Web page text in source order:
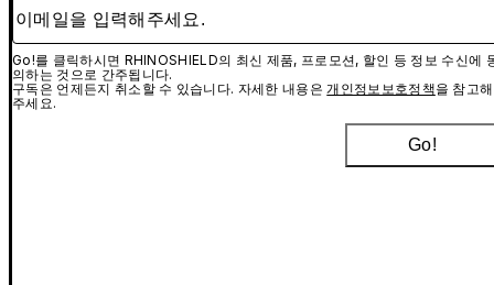
이메일을 입력해주세요.
Go!를 클릭하시면 RHINOSHIELD의 최신 제품, 프로모션, 할인 등 정보 수신에
의하는 것으로 간주됩니다.
구독은 언제든지 취소할 수 있습니다. 자세한 내용은개인정보보호정책을 참고해
주세요.
Go!